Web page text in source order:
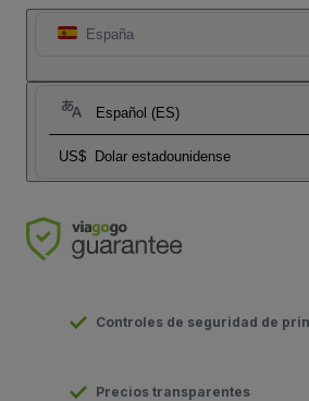
España
Español (ES)
US$ Dolar estadounidense
Controles de seguridad de
Precios transparentes